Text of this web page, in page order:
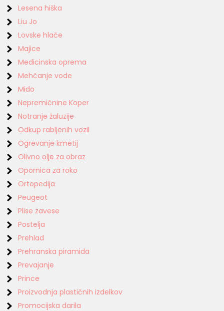
Lesena hiška
Liu Jo
Lovske hlače
Majice
Medicinska oprema
Mehčanje vode
Mido
Nepremičnine Koper
Notranje žaluzije
Odkup rabljenih vozil
Ogrevanje kmetij
Olivno olje za obraz
Opornica za roko
Ortopedija
Peugeot
Plise zavese
Postelja
Prehlad
Prehranska piramida
Prevajanje
Prince
Proizvodnja plastičnih izdelkov
Promocijska darila